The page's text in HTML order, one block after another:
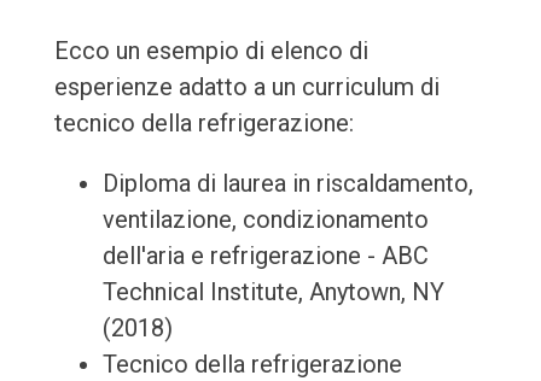
Ecco un esempio di elenco di
esperienze adatto a un curriculum di
tecnico della refrigerazione:
Diploma di laurea in riscaldamento,
ventilazione, condizionamento
dell'aria e refrigerazione - ABC
Technical Institute, Anytown, NY
(2018)
Tecnico della refrigerazione